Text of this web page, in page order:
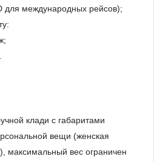
международных рейсов);
клади с габаритами
вещи (женская
максимальный вес ограничен